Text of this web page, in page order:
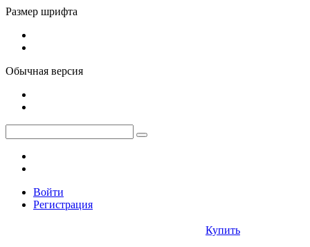
Размер шрифта
Обычная версия
Войти
Регистрация
Купить